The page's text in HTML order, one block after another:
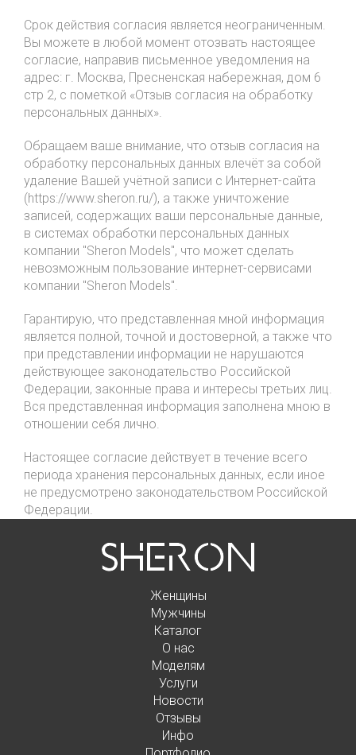
Срок действия согласия является неограниченным.
Вы можете в любой момент отозвать настоящее
согласие, направив письменное уведомления на
адрес: г. Москва, Пресненская набережная, дом 6
стр 2, с пометкой «Отзыв согласия на обработку
персональных данных».
Обращаем ваше внимание, что отзыв согласия на
обработку персональных данных влечёт за собой
удаление Вашей учётной записи с Интернет-сайта
(https://www.sheron.ru/), а также уничтожение
записей, содержащих ваши персональные данные,
в системах обработки персональных данных
компании "Sheron Models", что может сделать
невозможным пользование интернет-сервисами
компании "Sheron Models".
Гарантирую, что представленная мной информация
является полной, точной и достоверной, а также что
при представлении информации не нарушаются
действующее законодательство Российской
Федерации, законные права и интересы третьих лиц.
Вся представленная информация заполнена мною в
отношении себя лично.
Настоящее согласие действует в течение всего
периода хранения персональных данных, если иное
не предусмотрено законодательством Российской
Федерации.
Женщины
Мужчины
Каталог
О нас
Моделям
Услуги
Новости
Отзывы
Инфо